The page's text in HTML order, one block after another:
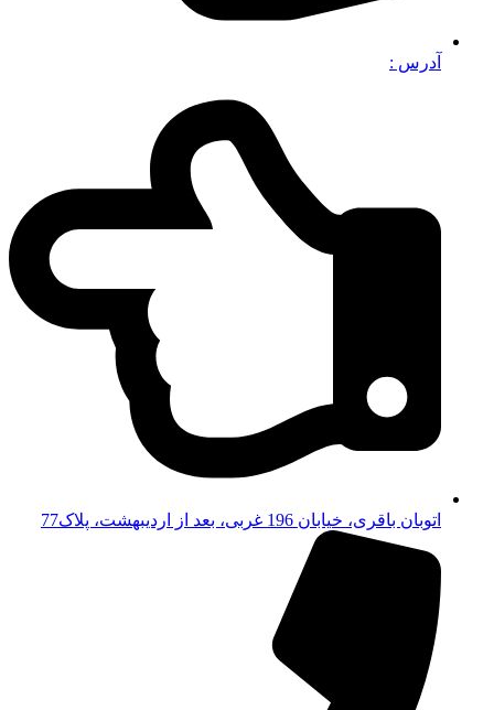
آدرس :
اتوبان باقری، خیابان 196 غربی، بعد از اردیبهشت، پلاک77